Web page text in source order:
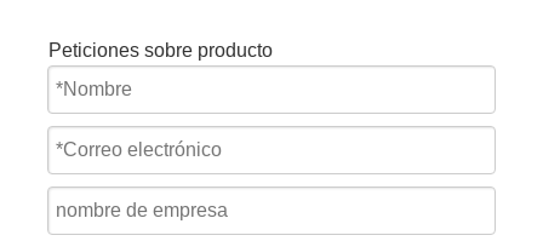
Peticiones sobre producto